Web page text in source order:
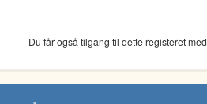
Du får også tilgang til dette registeret med